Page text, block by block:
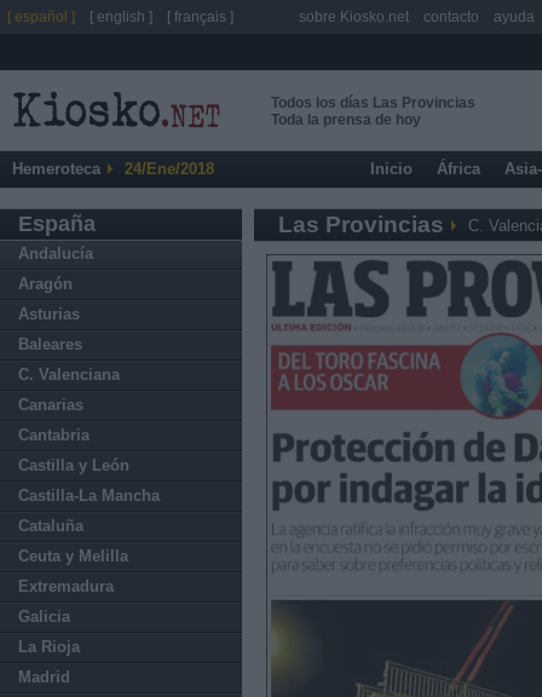
Todos los días Las Provincias
Toda la prensa de hoy
Hemeroteca 24/Ene/2018 Inicio África
España
Andalucía
Aragón
Asturias
Baleares
C. Valenciana
Canarias
Cantabria
Castilla y León
Castilla-La Mancha
Cataluña
Ceuta y Melilla
Extremadura
Galicia
La Rioja
Madrid
Las Provincias C.
[ español ] [ english ] [ français ] sobre Kiosko.net contacto ayuda